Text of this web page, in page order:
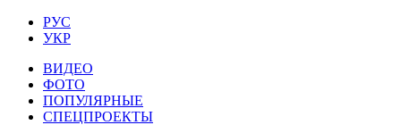
РУС
УКР
ВИДЕО
ФОТО
ПОПУЛЯРНЫЕ
СПЕЦПРОЕКТЫ